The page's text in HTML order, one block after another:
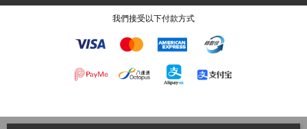
我們接受以下付款方式